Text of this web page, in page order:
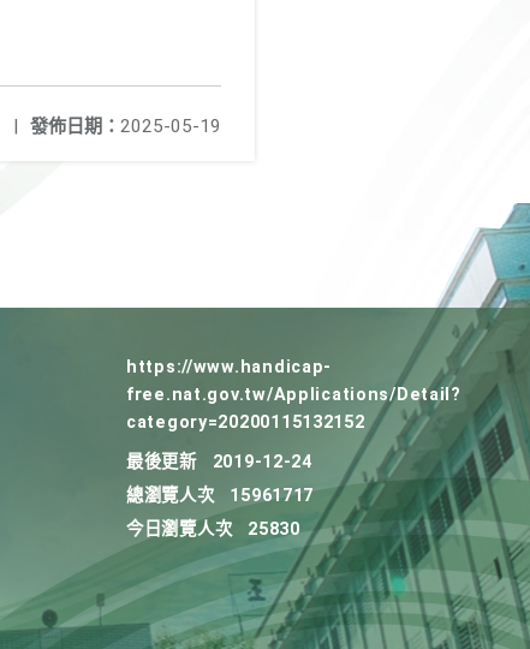
發佈日期： 2025-05-19
|
https://www.handicap-
free.nat.gov.tw/Applications/Detail?
category=20200115132152
最後更新
2019-12-24
總瀏覽人次
15961717
今日瀏覽人次
25830